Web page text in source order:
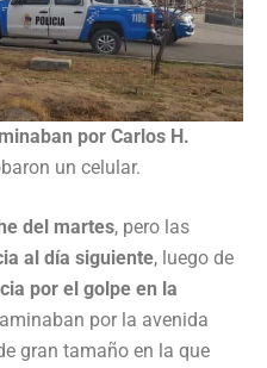
por Carlos H.
un celular.
del martes, pero las
al día siguiente, luego de
por el golpe en la
por la avenida
gran tamaño en la que